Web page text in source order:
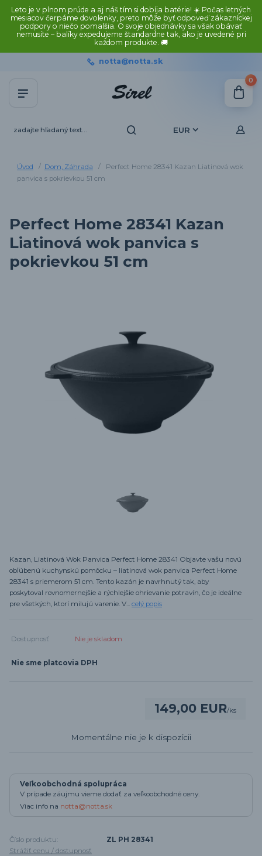
Leto je v plnom prúde a aj náš tím si dobíja batérie! ☀️ Počas letných
mesiacov čerpáme dovolenky, preto môže byť odpoveď zákazníckej
podpory o niečo pomalšia. O svoje objednávky sa však obávať
nemusíte – balíky expedujeme štandardne tak, ako je uvedené pri
každom produkte. 🚚
EUR
notta@notta.sk
0
Úvod Dom, Záhrada
Perfect Home 28341 Kazan Liatinová wok
panvica s pokrievkou 51 cm
Perfect Home 28341 Kazan
Liatinová wok panvica s
pokrievkou 51 cm
Kazan, Liatinová Wok Panvica Perfect Home 28341 Objavte vašu novú
obľúbenú kuchynskú pomôcku – liatinová wok panvica Perfect Home
28341 s priemerom 51 cm. Tento kazán je navrhnutý tak, aby
poskytoval rovnomernejšie a rýchlejšie ohrievanie potravín, čo je ideálne
pre všetkých, ktorí milujú varenie. V... celý popis
Dostupnosť Nie je skladom
Nie sme platcovia DPH
149,00 EUR/ks
Momentálne nie je k dispozícii
Veľkoobchodná spolupráca
V prípade záujmu vieme dodať za veľkoobchodné ceny.
Viac info na notta@notta.sk
Číslo produktu:
ZL PH 28341
Strážiť cenu / dostupnosť